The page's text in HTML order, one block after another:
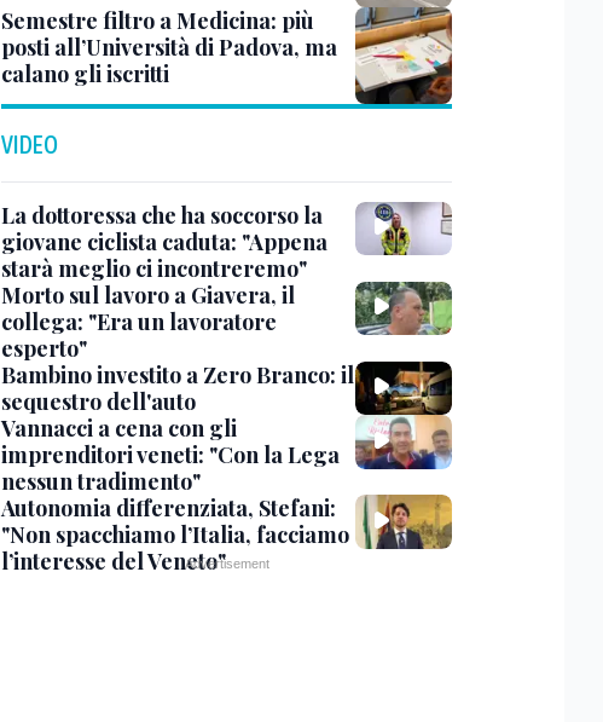
Semestre filtro a Medicina: più
posti all’Università di Padova, ma
calano gli iscritti
VIDEO
La dottoressa che ha soccorso la
giovane ciclista caduta: "Appena
starà meglio ci incontreremo"
Morto sul lavoro a Giavera, il
collega: "Era un lavoratore
esperto"
Bambino investito a Zero Branco: il
sequestro dell'auto
Vannacci a cena con gli
imprenditori veneti: "Con la Lega
nessun tradimento"
Autonomia differenziata, Stefani:
"Non spacchiamo l’Italia, facciamo
l’interesse del Veneto"